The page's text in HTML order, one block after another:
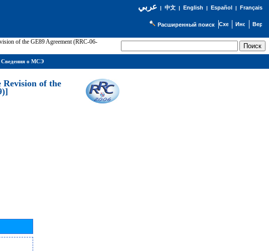
عربي| 中文| English | Español | Français
Расширенный поиск
of the GE89 Agreement (RRC-06-
of the
Сведения о МСЭ